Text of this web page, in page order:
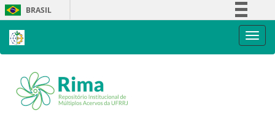
Skip
navigation
BRASIL